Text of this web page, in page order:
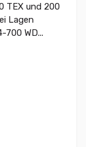
TEX und 200
Lagen
700 WD...